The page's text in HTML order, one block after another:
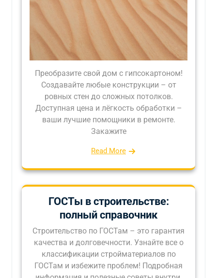
Преобразите свой дом с гипсокартоном!
Создавайте любые конструкции – от
ровных стен до сложных потолков.
Доступная цена и лёгкость обработки –
ваши лучшие помощники в ремонте.
Закажите
Read More
ГОСТы в строительстве:
полный справочник
Строительство по ГОСТам – это гарантия
качества и долговечности. Узнайте все о
классификации стройматериалов по
ГОСТам и избежите проблем! Подробная